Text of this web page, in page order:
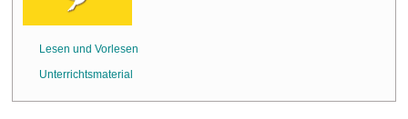
Lesen und Vorlesen
Unterrichtsmaterial